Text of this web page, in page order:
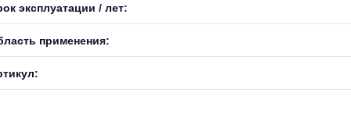
эксплуатации / лет:
применения: